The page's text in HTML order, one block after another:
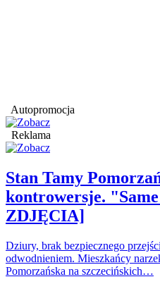
Autopromocja
Reklama
Stan Tamy
kontrowersje.
ZDJĘCIA]
Dziury, brak bezpiecznego
odwodnieniem. Mieszkańcy
Pomorzańska na szczecińskich…